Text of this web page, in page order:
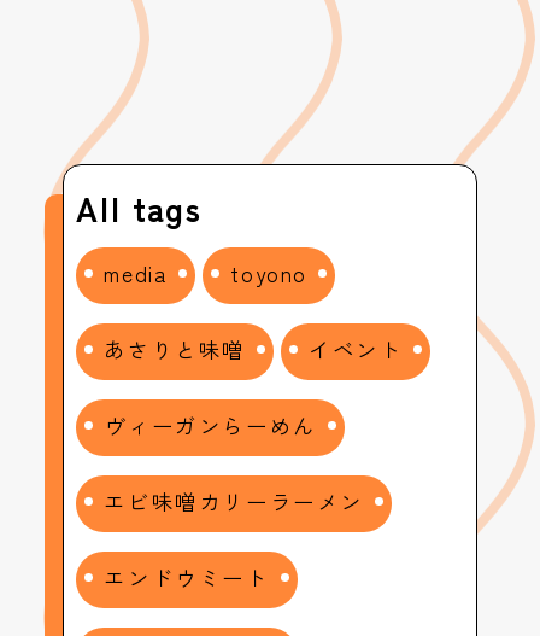
All tags
media toyono
あさりと味噌 イベント
ヴィーガンらーめん
エビ味噌カリーラーメン
エンドウミート